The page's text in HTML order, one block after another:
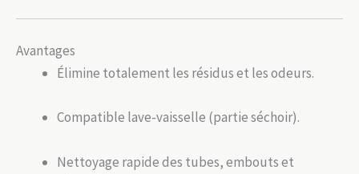
Avantages
Élimine totalement les résidus et les odeurs.
Compatible lave-vaisselle (partie séchoir).
Nettoyage rapide des tubes, embouts et